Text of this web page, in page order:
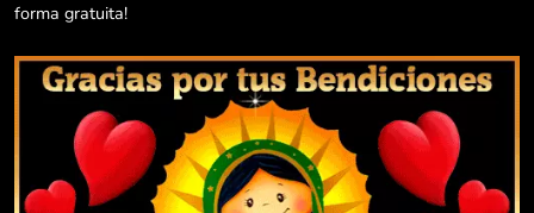
forma gratuita!